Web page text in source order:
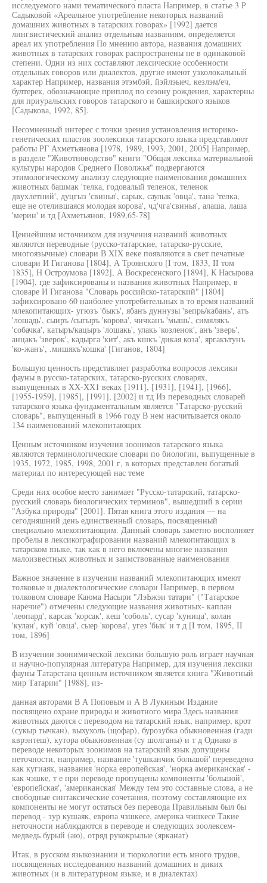
исследуемого нами тематического пласта Например, в статье 3 Р
Садыковой «Ареальное употребление некоторых названий
домашних животных в татарских говорах» [1992] дается
лингвистический анализ отдельным названиям, определяется
ареал их употребления По мнению автора, названия домашних
животных в татарских говорах распространены не в одинаковой
степени. Одни из них составляют лексические особенности
отдельных говоров или диалектов, другие имеют узколокальный
характер Например, названия этэмбэй, йэйлэыеч, кезлэм/еч,
бултерек, обозначающие приплод по сезону рождения, характерны
для приуральских говоров татарского и башкирского языков
[Садыкова, 1992, 85].
Несомненный интерес с точки зрения установления историко-
генетических пластов зоолексики татарского языка представляют
работы РГ Ахметъянова [1978, 1989, 1993, 2001, 2005] Например,
в разделе "Животноводство" книги "Общая лексика материальной
культуры народов Среднего Поволжья" подвергаются
этимологическому анализу следующие наименования домашних
животных башмак 'телка, годовалый теленок, теленок
двухлетний', дуцгыз 'свинья', сарык, саулык 'овца', тана 'телка,
еще не отелившаяся молодая корова', чд'чга'свинья', алаша, лаша
'мерин' и тд [Ахметьянов, 1989,65-78]
Ценнейшим источником для изучения названий животных
являются переводные (русско-татарские, татарско-русские,
многоязычные) словари В XIX веке появляются в свет печатные
словари И Гиганова [1804], А Троянского [I том, 1833, II том
1835], Н Остроумова [1892], А Воскресенского [1894], К Насырова
[1904], где зафиксированы и названия животных Например, в
словаре И Гиганова "Словарь российско-татарский" [1804]
зафиксировано 60 наиболее употребительных в то время названий
млекопитающих- угюзъ 'быкъ', ябанъ дуннузы 'вепрь/кабань', атъ
'лошадь', сыиръ /сыгыръ 'корова', чичканъ 'мышь', симялякъ
'собачка', катыръ/кацыръ 'лошакь', улакь 'козленок', анъ 'зверь',
анцакъ 'зверок', кадырга 'кит', акъ кшкъ 'дикая коза', яргакътунъ
'ко-жанъ', .мишякъ'кошка' [Гиганов, 1804]
Большую ценность представляет разработка вопросов лексики
фауны в русско-татарских, татарско-русских словарях,
выпущенных в ХХ-ХХ1 веках [1911], [1931], [1941], [1966],
[1955-1959], [1985], [1991], [2002] и тд Из переводных словарей
татарского языка фундаментальным является "Татарско-русский
словарь", выпущенный в 1966 году В нем насчитывается около
134 наименований млекопитающих
Ценным источником изучения зоонимов татарского языка
являются терминологические словари по биологии, выпущенные в
1935, 1972, 1985, 1998, 2001 г, в которых представлен богатый
материал по интересующей нас теме
Среди них особое место занимает "Русско-татарский, татарско-
русский словарь биологических терминов", вышедший в серии
"Азбука природы" [2001]. Пятая книга этого издания — на
сегодняшний день единственный словарь, посвященный
специально млекопитающим. Данный словарь заметно восполняет
пробелы в лексикографировании названий млекопитающих в
татарском языке, так как в него включены многие названия
малоизвестных животных и заимствованные наименования
Важное значение в изучении названий млекопитающих имеют
толковые и диалектологические словари Например, в первом
толковом словаре Каюма Насыри "ЛэЬжэи татари" ("Татарское
наречие") отмечены следующие названия животных- каплан
'леопард', карсак 'корсак', кеш 'соболь', сусар 'куница', колан
'кулан', куй 'овца', сыер 'корова', угез 'бык' и т д [I том, 1895, II
том, 1896]
В изучении зоонимической лексики большую роль играет научная
и научно-популярная литература Например, для изучения лексики
фауны Татарстана ценным источником является книга "Животный
мир Татарии" [1988], из-
данная авторами В А Поповым и А В Лукиным Издание
посвящено охране природы и животного мира Здесь названия
животных даются с переводом на татарский язык, например, крот
(сукыр тычкан), выхухоль (щофар), бурозубка обыкновенная (гади
кврэнтеш), кутора обыкновенная (су шолганы) и т д Однако в
переводе некоторых зоонимов на татарский язык допущены
неточности, например, название 'тушканчик большой' переведено
как кугиаяк, названия 'норка европейская', 'норка американская' -
как чэшке, т е при переводе пропущены компоненты 'большой',
'европейская', 'американская' Между тем это составные слова, а не
свободные синтаксические сочетания, поэтому составляющие их
компоненты не могут остаться без перевода Правильным был бы
перевод - зур кушаяк, европа чзшкесе, америка чэшкесе Такие
неточности наблюдаются в переводе и следующих зоолексем-
медведь бурый (аю), отряд рукокрылые (ярканат)
Итак, в русском языкознании и тюркологии есть много трудов,
посвященных исследованию названий домашних и диких
животных (и в литературном языке, и в диалектах)